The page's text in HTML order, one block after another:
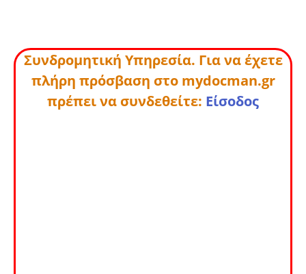
Συνδρομητική Υπηρεσία. Για να έχετε
πλήρη πρόσβαση στο mydocman.gr
πρέπει να συνδεθείτε: Είσοδος